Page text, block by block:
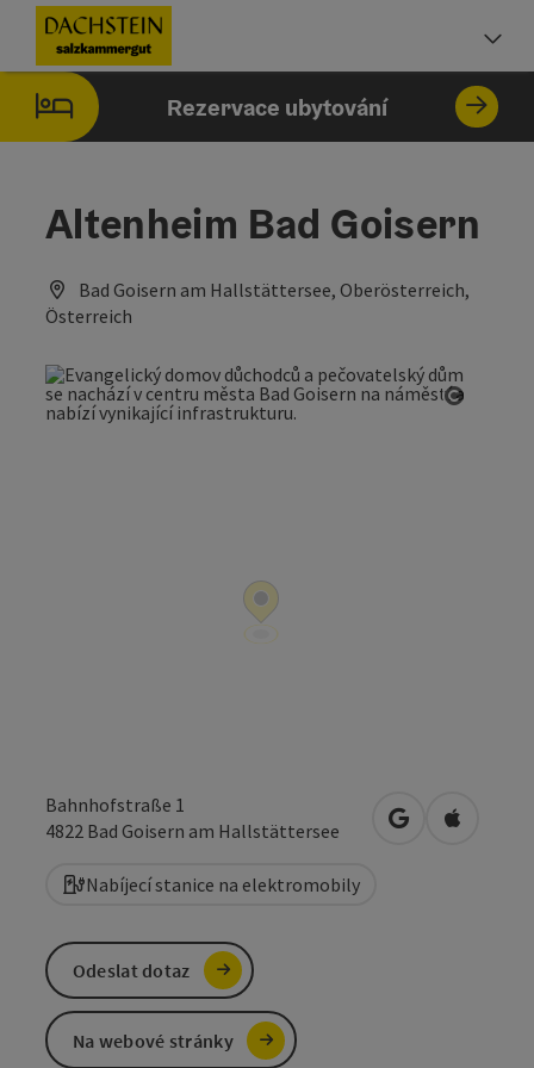
ObsahAccesskey
[0]
NavigaceAccesskey
[1]
Začátek stránky
Rezervace ubytování
Altenheim Bad Goisern
Bad Goisern am Hallstättersee, Oberösterreich,
Österreich
Bahnhofstraße 1
4822 Bad Goisern am Hallstättersee Otevřít vOtevřít v
Nabíjecí stanice na elektromobily
Odeslat dotaz
Na webové stránky